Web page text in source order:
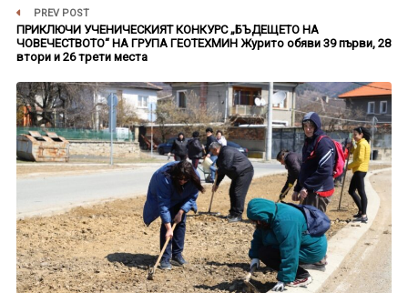
PREV POST
ПРИКЛЮЧИ УЧЕНИЧЕСКИЯТ КОНКУРС „БЪДЕЩЕТО НА
ЧОВЕЧЕСТВОТО“ НА ГРУПА ГЕОТЕХМИН Журито обяви 39 първи, 28
втори и 26 трети места